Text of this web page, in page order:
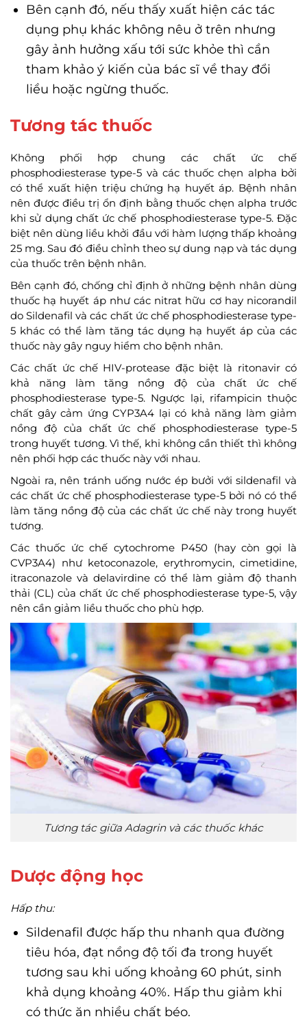
Bên cạnh đó, nếu thấy xuất hiện các tác
dụng phụ khác không nêu ở trên nhưng
gây ảnh hưởng xấu tới sức khỏe thì cần
tham khảo ý kiến của bác sĩ về thay đổi
liều hoặc ngừng thuốc.
Tương tác thuốc
Không phối hợp chung các chất ức chế
phosphodiesterase type-5 và các thuốc chẹn alpha bởi
có thể xuất hiện triệu chứng hạ huyết áp. Bệnh nhân
nên được điều trị ổn định bằng thuốc chẹn alpha trước
khi sử dụng chất ức chế phosphodiesterase type-5. Đặc
biệt nên dùng liều khởi đầu với hàm lượng thấp khoảng
25 mg. Sau đó điều chỉnh theo sự dung nạp và tác dụng
của thuốc trên bệnh nhân.
Bên cạnh đó, chống chỉ định ở những bệnh nhân dùng
thuốc hạ huyết áp như các nitrat hữu cơ hay nicorandil
do Sildenafil và các chất ức chế phosphodiesterase type-
5 khác có thể làm tăng tác dụng hạ huyết áp của các
thuốc này gây nguy hiểm cho bệnh nhân.
Các chất ức chế HIV-protease đặc biệt là ritonavir có
khả năng làm tăng nồng độ của chất ức chế
phosphodiesterase type-5. Ngược lại, rifampicin thuộc
chất gây cảm ứng CYP3A4 lại có khả năng làm giảm
nồng độ của chất ức chế phosphodiesterase type-5
trong huyết tương. Vì thế, khi không cần thiết thì không
nên phối hợp các thuốc này với nhau.
Ngoài ra, nên tránh uống nước ép bưởi với sildenafil và
các chất ức chế phosphodiesterase type-5 bởi nó có thể
làm tăng nồng độ của các chất ức chế này trong huyết
tương.
Các thuốc ức chế cytochrome P450 (hay còn gọi là
CVP3A4) như ketoconazole, erythromycin, cimetidine,
itraconazole và delavirdine có thể làm giảm độ thanh
thải (CL) của chất ức chế phosphodiesterase type-5, vậy
nên cần giảm liều thuốc cho phù hợp.
Tương tác giữa Adagrin và các thuốc khác
Dược động học
Hấp thu:
Sildenafil được hấp thu nhanh qua đường
tiêu hóa, đạt nồng độ tối đa trong huyết
tương sau khi uống khoảng 60 phút, sinh
khả dụng khoảng 40%. Hấp thu giảm khi
có thức ăn nhiều chất béo.